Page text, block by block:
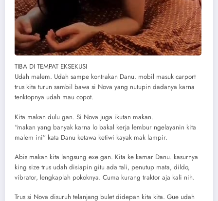
TIBA DI TEMPAT EKSEKUSI
Udah malem. Udah sampe kontrakan Danu. mobil masuk carport
trus kita turun sambil bawa si Nova yang nutupin dadanya karna
tenktopnya udah mau copot.
Kita makan dulu gan. Si Nova juga ikutan makan.
“makan yang banyak karna lo bakal kerja lembur ngelayanin kita
malem ini” kata Danu ketawa ketiwi kayak mak lampir.
Abis makan kita langsung exe gan. Kita ke kamar Danu. kasurnya
king size trus udah disiapin gitu ada tali, penutup mata, dildo,
vibrator, lengkaplah pokoknya. Cuma kurang traktor aja kali nih.
Trus si Nova disuruh telanjang bulet didepan kita kita. Gue udah